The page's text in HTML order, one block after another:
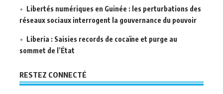
Libertés numériques en Guinée : les perturbations des
réseaux sociaux interrogent la gouvernance du pouvoir
Liberia : Saisies records de cocaïne et purge au
sommet de l’État
RESTEZ CONNECTÉ